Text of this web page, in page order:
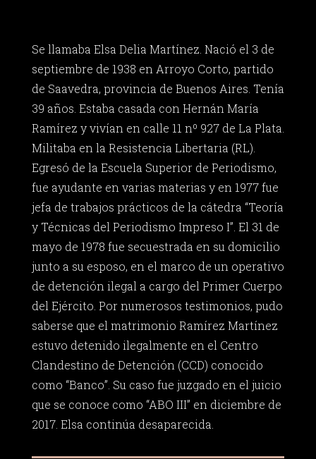
Se llamaba Elsa Delia Martínez. Nació el 3 de
septiembre de 1938 en Arroyo Corto, partido
de Saavedra, provincia de Buenos Aires. Tenía
39 años. Estaba casada con Hernán María
Ramírez y vivían en calle 11 nº 927 de La Plata.
Militaba en la Resistencia Libertaria (RL).
Egresó de la Escuela Superior de Periodismo,
fue ayudante en varias materias y en 1977 fue
jefa de trabajos prácticos de la cátedra “Teoría
y Técnicas del Periodismo Impreso I”. El 31 de
mayo de 1978 fue secuestrada en su domicilio
junto a su esposo, en el marco de un operativo
de detención ilegal a cargo del Primer Cuerpo
del Ejército. Por numerosos testimonios, pudo
saberse que el matrimonio Ramírez Martínez
estuvo detenido ilegalmente en el Centro
Clandestino de Detención (CCD) conocido
como “Banco”. Su caso fue juzgado en el juicio
que se conoce como “ABO III” en diciembre de
2017. Elsa continúa desaparecida.